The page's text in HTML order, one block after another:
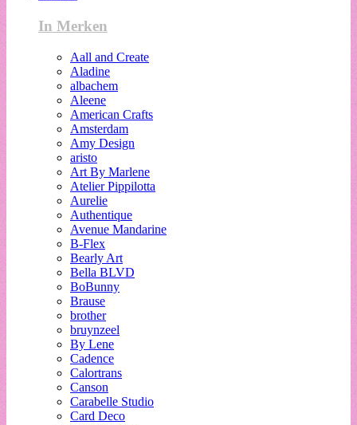
In Merken
Aall and Create
Aladine
albachem
Aleene
American Crafts
Amsterdam
Amy Design
aristo
Art By Marlene
Atelier Pippilotta
Aurelie
Authentique
Avenue Mandarine
B-Flex
Bearly Art
Bella BLVD
BoBunny
Brause
brother
bruynzeel
By Lene
Cadence
Calortrans
Canson
Carabelle Studio
Card Deco